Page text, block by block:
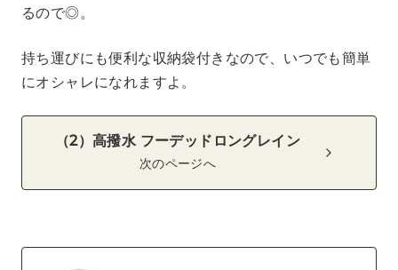
るので◎。
持ち運びにも便利な収納袋付きなので、いつでも簡単
にオシャレになれますよ。
（2）高撥水 フーデッドロングレイン
次のページへ